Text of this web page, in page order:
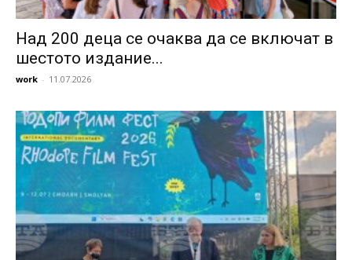
Над 200 деца се очаква да се включат в
шестото издание...
work - 11.07.2026